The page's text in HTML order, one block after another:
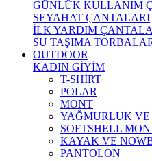
GÜNLÜK KULLANIM
SEYAHAT ÇANTALARI
İLK YARDIM
SU TAŞIMA
OUTDOOR
KADIN GİYİM
T-SHİRT
POLAR
MONT
YAĞMURLUK
SOFTSHELL
KAYAK VE
PANTOLON